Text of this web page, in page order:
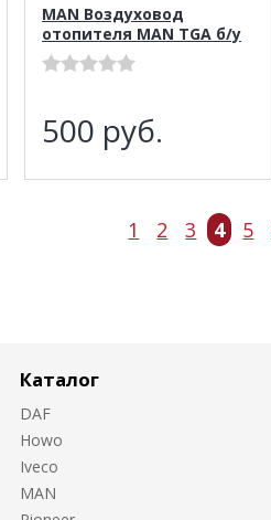
MAN Воздуховод
отопителя MAN TGA б/у
500 руб.
1 2 3 4 5
Каталог
DAF
Howo
Iveco
MAN